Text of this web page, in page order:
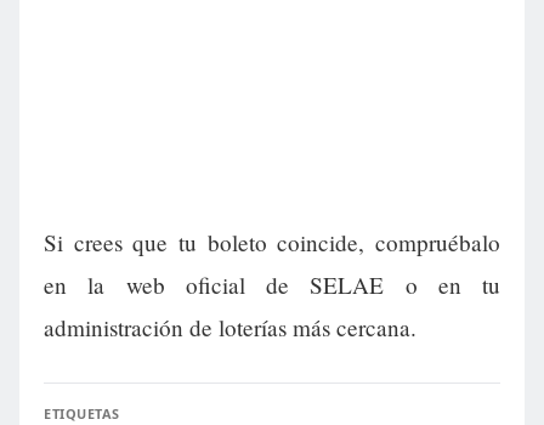
Si crees que tu boleto coincide, compruébalo
en la web oficial de SELAE o en tu
administración de loterías más cercana.
ETIQUETAS